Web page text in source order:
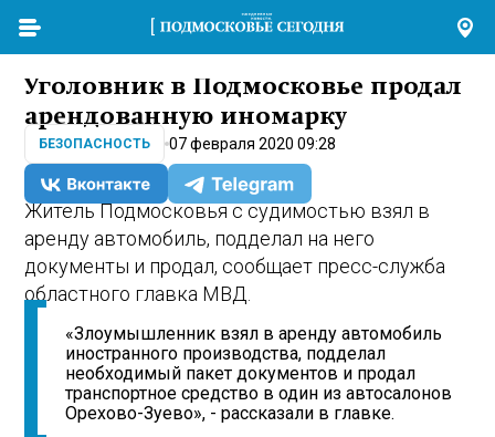
Уголовник в Подмосковье продал
арендованную иномарку
БЕЗОПАСНОСТЬ 07 февраля 2020 09:28
Житель Подмосковья с судимостью взял в
аренду автомобиль, подделал на него
документы и продал, сообщает пресс-служба
областного главка МВД.
«Злоумышленник взял в аренду автомобиль
иностранного производства, подделал
необходимый пакет документов и продал
транспортное средство в один из автосалонов
Орехово-Зуево», - рассказали в главке.